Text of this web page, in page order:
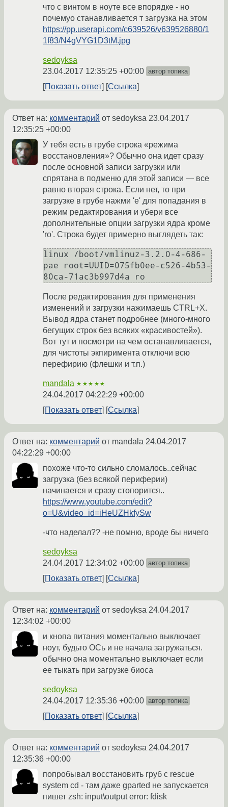
что с винтом в ноуте все впорядке - но
почемуо станавливается т загрузка на этом
https://pp.userapi.com/c639526/v639526880/1
1f83/N4gVYG1D3tM.jpg
sedoyksa
23.04.2017 12:35:25 +00:00 автор топика
Показать ответ Ссылка
Ответ на: комментарий от sedoyksa 23.04.2017
12:35:25 +00:00
У тебя есть в грубе строка «режима
восстановления»? Обычно она идет сразу
после основной записи загрузки или
спрятана в подменю для этой записи — все
равно вторая строка. Если нет, то при
загрузке в грубе нажми 'e' для попадания в
режим редактирования и убери все
дополнительные опции загрузки ядра кроме
'ro'. Строка будет примерно выглядеть так:
linux /boot/vmlinuz-3.2.0-4-686-
pae root=UUID=075fb0ee-c526-4b53-
80ca-71ac3b997d4a ro
После редактирования для применения
изменений и загрузки нажимаешь CTRL+X.
Вывод ядра станет подробнее (много-много
бегущих строк без всяких «красивостей»).
Вот тут и посмотри на чем останавливается,
для чистоты экпиримента отключи всю
перефирию (флешки и т.п.)
mandala ★★★★★
24.04.2017 04:22:29 +00:00
Показать ответ
Ссылка
Ответ на: комментарий от mandala 24.04.2017
04:22:29 +00:00
похоже что-то сильно сломалось..сейчас
загрузка (без всякой периферии)
начинается и сразу стопорится..
https://www.youtube.com/edit?
o=U&video_id=iHeUZHkfySw
-что наделал?? -не помню, вроде бы ничего
sedoyksa
24.04.2017 12:34:02 +00:00 автор топика
Показать ответ Ссылка
Ответ на: комментарий от sedoyksa 24.04.2017
12:34:02 +00:00
и кнопа питания моментально выключает
ноут, будьто ОСь и не начала загружаться.
обычно она моментально выключает если
ее тыкать при загрузке биоса
sedoyksa
24.04.2017 12:35:36 +00:00 автор топика
Показать ответ Ссылка
Ответ на: комментарий от sedoyksa 24.04.2017
12:35:36 +00:00
попробывал восстановить груб с rescue
system cd - там даже gparted не запускается
пишет zsh: input\output error: fdisk